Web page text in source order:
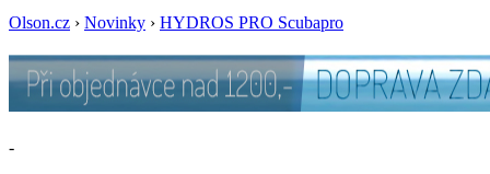
Olson.cz › Novinky › HYDROS PRO Scubapro
-